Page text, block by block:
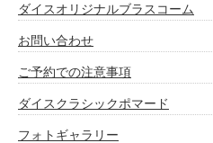
ダイスオリジナルブラスコーム
お問い合わせ
ご予約での注意事項
ダイスクラシックポマード
フォトギャラリー